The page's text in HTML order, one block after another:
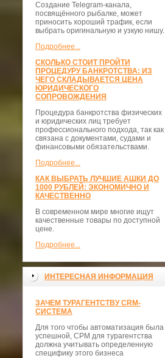
Создание Telegram-канала,
посвящённого рыбалке, может
приносить хороший трафик, если
выбрать оригинальную и узкую нишу.
Подробнее...
СКОЛЬКО СТОИТ ПРОЙТИ
ПРОЦЕДУРУ БАНКРОТСТВА: ИЗ
ЧЕГО СКЛАДЫВАЕТСЯ ЦЕНА
ЮРИДИЧЕСКОГО
СОПРОВОЖДЕНИЯ
Процедура банкротства физических
и юридических лиц требует
профессионального подхода, так как
связана с документами, судами и
финансовыми обязательствами.
Подробнее...
КАК ВЫБРАТЬ ЛУЧШИЕ АШКИ ДО
1000 РУБЛЕЙ: ЭКОНОМИЧНО И
КАЧЕСТВЕННО
В современном мире многие ищут
качественные товары по доступной
цене.
Подробнее...
ИНТЕРЕСНАЯ ИНФОРМАЦИЯ
ЗАЧЕМ ТУРАГЕНТСТВУ CRM-
СИСТЕМА
Для того чтобы автоматизация была
успешной, СРМ для турагентства
должна учитывать определенную
специфику этого бизнеса